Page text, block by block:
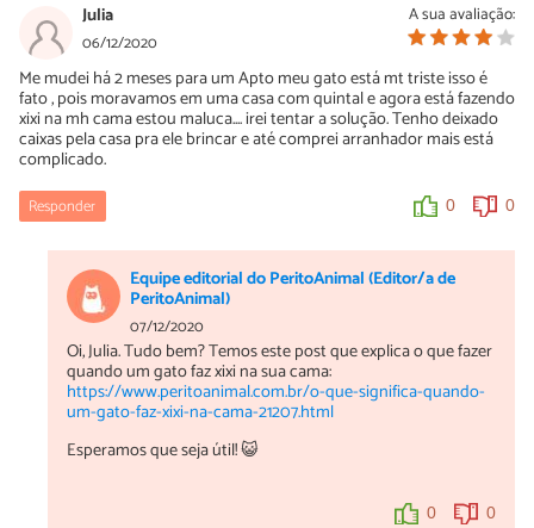
A sua avaliação:
Julia
06/12/2020
Me mudei há 2 meses para um Apto meu gato está mt triste isso é
fato , pois moravamos em uma casa com quintal e agora está fazendo
xixi na mh cama estou maluca.... irei tentar a solução. Tenho deixado
caixas pela casa pra ele brincar e até comprei arranhador mais está
complicado.
Responder 0 0
Equipe editorial do PeritoAnimal (Editor/a de
PeritoAnimal)
07/12/2020
Oi, Julia. Tudo bem? Temos este post que explica o que fazer
quando um gato faz xixi na sua cama:
https://www.peritoanimal.com.br/o-que-significa-quando-
um-gato-faz-xixi-na-cama-21207.html
Esperamos que seja útil! 😺
0 0